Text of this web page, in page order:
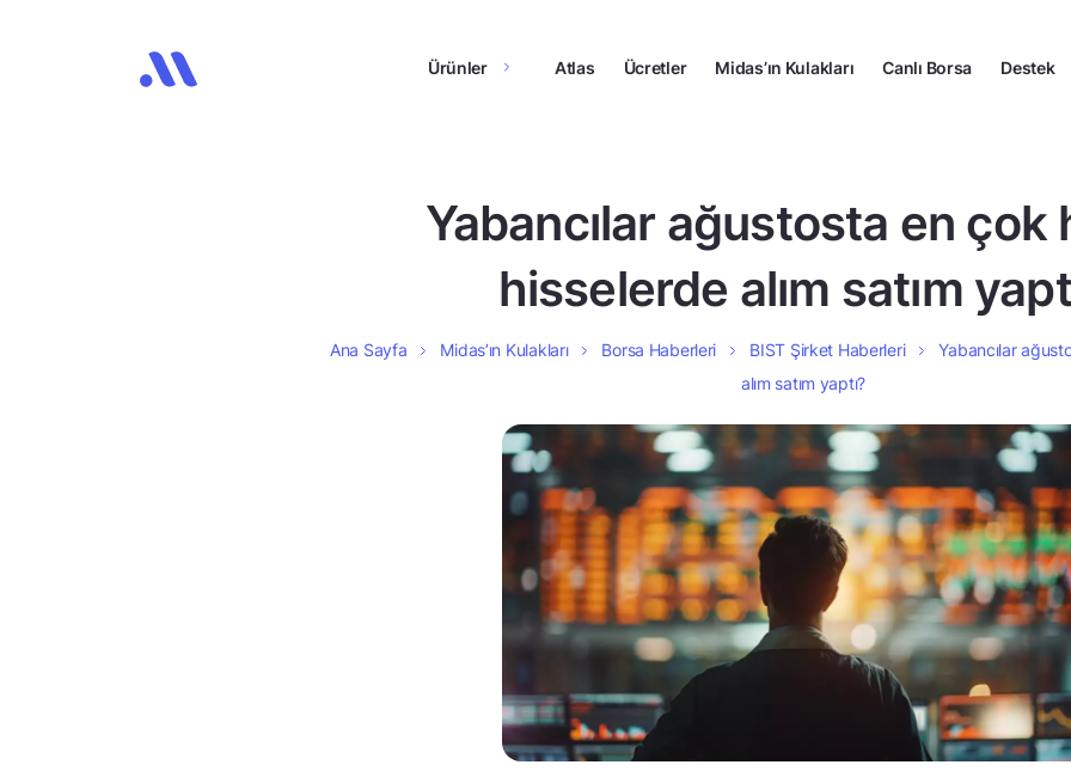
Ürünler Atlas Ücretler Midas’ın Kulakları Canlı Borsa Destek
Yabancılar ağustosta en çok
hisselerde alım satım
Ana Sayfa Midas’ın Kulakları Borsa Haberleri BIST Şirket Haberleri
Yabancılar
alım satım yaptı?